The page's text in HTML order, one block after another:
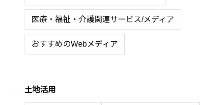
医療・福祉・介護関連サービス/メディア
おすすめのWebメディア
土地活用